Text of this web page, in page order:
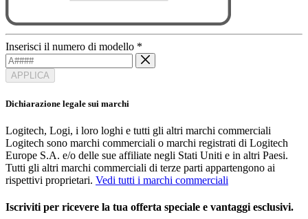
Inserisci il numero di modello *
APPLICA
Dichiarazione legale sui marchi
Logitech, Logi, i loro loghi e tutti gli altri marchi commerciali
Logitech sono marchi commerciali o marchi registrati di Logitech
Europe S.A. e/o delle sue affiliate negli Stati Uniti e in altri Paesi.
Tutti gli altri marchi commerciali di terze parti appartengono ai
rispettivi proprietari. Vedi tutti i marchi commerciali
Iscriviti per ricevere la tua offerta speciale e vantaggi esclusivi.